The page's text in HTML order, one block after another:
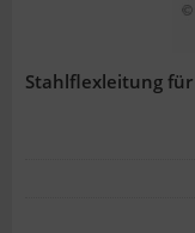
Stahlflexleitung für